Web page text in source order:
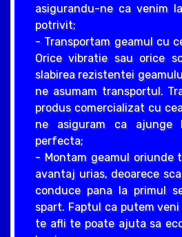
asigurandu-ne ca venim
potrivit;
- Transportam geamul cu
Orice vibratie sau orice
slabirea rezistentei
ne asumam transportul.
produs comercializat cu
ne asiguram ca
perfecta;
- Montam geamul oriunde
avantaj urias, deoarece
conduce pana la primul
spart. Faptul ca putem
te afli te poate ajuta sa